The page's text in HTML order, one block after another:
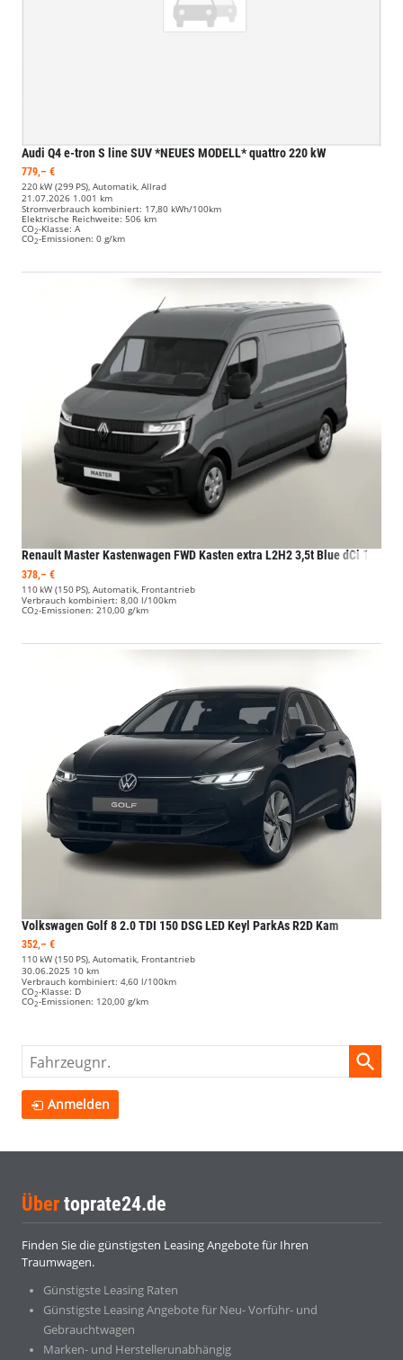
Audi Q4 e-tronS line SUV *NEUES MODELL* quattro 220 kW
779,– €
220 kW (299 PS), Automatik, Allrad
21.07.2026 1.001 km
Stromverbrauch kombiniert: 17,80 kWh/100km
Elektrische Reichweite: 506 km
CO2-Klasse: A
CO2-Emissionen: 0 g/km
Renault Master KastenwagenFWD Kasten extra L2H2 3,5t Blue dCi 150 A
378,– €
110 kW (150 PS), Automatik, Frontantrieb
Verbrauch kombiniert: 8,00 l/100km
CO2-Emissionen: 210,00 g/km
Volkswagen Golf8 2.0 TDI 150 DSG LED Keyl ParkAs R2D Kam
352,– €
110 kW (150 PS), Automatik, Frontantrieb
30.06.2025 10 km
Verbrauch kombiniert: 4,60 l/100km
CO2-Klasse: D
CO2-Emissionen: 120,00 g/km
Fahrzeugnr.
Anmelden
Über toprate24.de
Finden Sie die günstigsten Leasing Angebote für Ihren
Traumwagen.
Günstigste Leasing Raten
Günstigste Leasing Angebote für Neu- Vorführ- und
Gebrauchtwagen
Marken- und Herstellerunabhängig